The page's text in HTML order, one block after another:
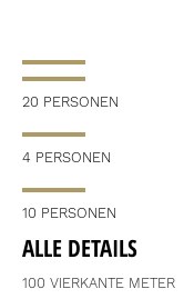
20 PERSONEN
4 PERSONEN
10 PERSONEN
ALLE DETAILS
100 VIERKANTE METER